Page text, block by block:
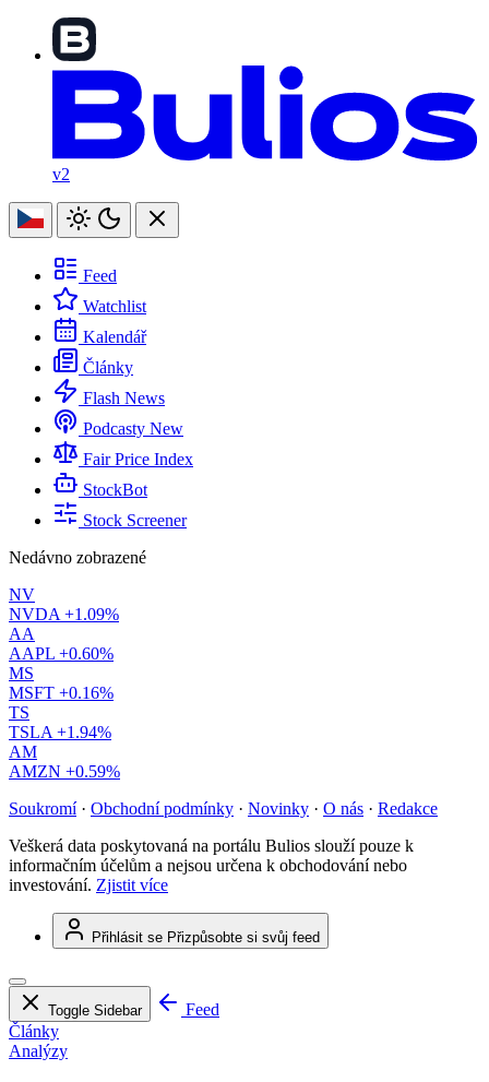
v2
Feed
Watchlist
Kalendář
Články
Flash News
Podcasty New
Fair Price Index
StockBot
Stock Screener
Nedávno zobrazené
NV
NVDA +1.09%
AA
AAPL +0.60%
MS
MSFT +0.16%
TS
TSLA +1.94%
AM
AMZN +0.59%
Soukromí · Obchodní podmínky · Novinky · O nás · Redakce
Veškerá data poskytovaná na portálu Bulios slouží pouze k
informačním účelům a nejsou určena k obchodování nebo
investování. Zjistit více
Přihlásit se Přizpůsobte si svůj feed
Toggle Sidebar
Feed
Články
Analýzy